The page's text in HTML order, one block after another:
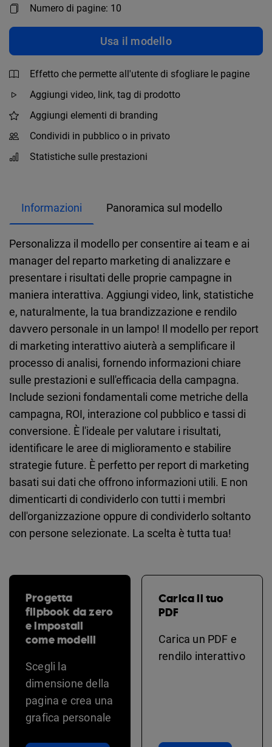
Numero di pagine: 10
Usa il modello
Effetto che permette all'utente di sfogliare le pagine
Aggiungi video, link, tag di prodotto
Aggiungi elementi di branding
Condividi in pubblico o in privato
Statistiche sulle prestazioni
Informazioni Panoramica sul modello
Personalizza il modello per consentire ai team e ai
manager del reparto marketing di analizzare e
presentare i risultati delle proprie campagne in
maniera interattiva. Aggiungi video, link, statistiche
e, naturalmente, la tua brandizzazione e rendilo
davvero personale in un lampo! Il modello per report
di marketing interattivo aiuterà a semplificare il
processo di analisi, fornendo informazioni chiare
sulle prestazioni e sull'efficacia della campagna.
Include sezioni fondamentali come metriche della
campagna, ROI, interazione col pubblico e tassi di
conversione. È l'ideale per valutare i risultati,
identificare le aree di miglioramento e stabilire
strategie future. È perfetto per report di marketing
basati sui dati che offrono informazioni utili. E non
dimenticarti di condividerlo con tutti i membri
dell'organizzazione oppure di condividerlo soltanto
con persone selezionate. La scelta è tutta tua!
Progetta
flipbook da zero
e impostali
come modelli
Scegli la
dimensione della
pagina e crea una
grafica personale
Carica il tuo
PDF
Carica un PDF e
rendilo interattivo